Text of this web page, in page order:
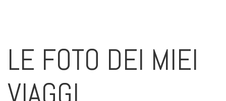
LE FOTO DEI MIEI